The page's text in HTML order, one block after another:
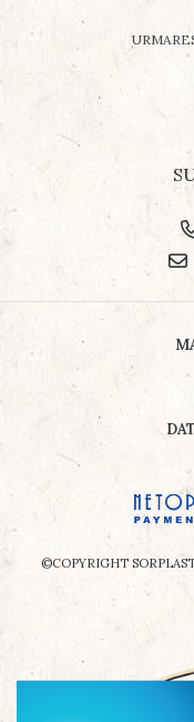
©COPYRIGHT